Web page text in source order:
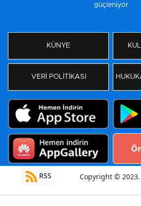
güçleniyor
KÜNYE
VERİ POLİTİKASI
RSS Copyright © 2023.